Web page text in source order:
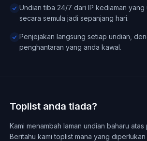
Undian tiba 24/7 dari IP kediaman yang
secara semula jadi sepanjang hari.
Penjejakan langsung setiap undian,
penghantaran yang anda kawal.
Toplist anda tiada?
Kami menambah laman undian baharu atas
Beritahu kami toplist mana yang